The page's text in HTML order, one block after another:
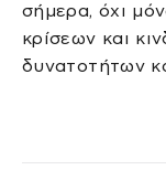
σήμερα, όχι
κρίσεων και
δυνατοτήτων